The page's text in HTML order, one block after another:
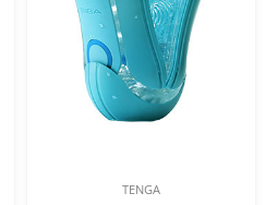
TENGA